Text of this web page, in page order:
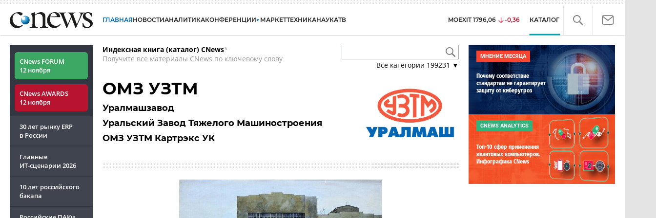
ГЛАВНАЯНОВОСТИАНАЛИТИКАКОНФЕРЕНЦИИ МАРКЕТТЕХНИКАНАУКАТВ MOEXIT 1796,06 -0,36 КАТАЛОГ
CNews FORUM
12 ноября
CNews AWARDS
12 ноября
30 лет рынку ERP
в России
Главные
ИТ-сценарии 2026
10 лет российского
бэкапа
Индексная книга (каталог) CNews*
Получите все материалы CNews по ключевому слову
Все категории 199231 ▼
ОМЗ УЗТМ
Уралмашзавод
Уральский Завод Тяжелого Машиностроения
ОМЗ УЗТМ Картрэкс УК
МНЕНИЕ МЕСЯЦА
Почему соответствие
стандартам не гарантирует
защиту от киберугроз
CNEWS ANALYTICS
Топ-10 сфер применения
квантовых компьютеров.
Инфографика CNews